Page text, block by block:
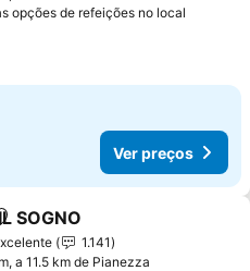
opções de refeições no local
Ver preços
aos favoritos
SOGNO
1.141
a 11.5 km de Pianezza